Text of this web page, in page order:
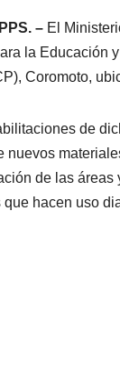
– El
la Educación
Coromoto,
de
nuevos
de las áreas
que hacen uso